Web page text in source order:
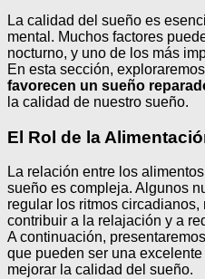
La calidad del sueño es
mental. Muchos factores
nocturno, y uno de los más
En esta sección, exploraremos
favorecen un sueño
la calidad de nuestro sueño.
El Rol de la
La relación entre los
sueño es compleja. Algunos
regular los ritmos
contribuir a la relajación y a
A continuación,
que pueden ser una
mejorar la calidad del sueño.